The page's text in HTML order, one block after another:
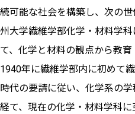
続可能な社会を構築し、次の
州大学繊維学部化学・材料学
て、化学と材料の観点から教育
1940年に繊維学部内に初めて
時代の要請に従い、化学系の
経て、現在の化学・材料学科